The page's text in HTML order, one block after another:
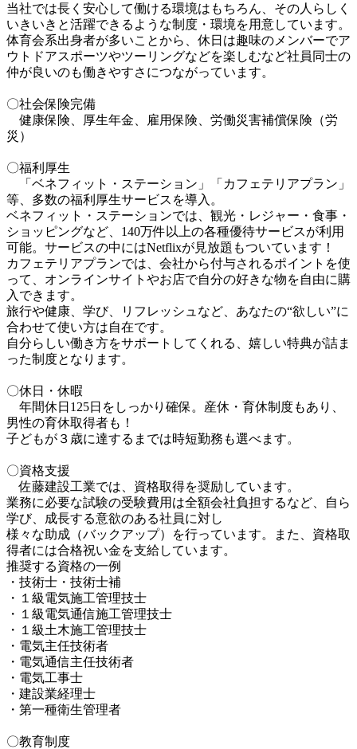
当社では長く安心して働ける環境はもちろん、その人らしく
いきいきと活躍できるような制度・環境を用意しています。
体育会系出身者が多いことから、休日は趣味のメンバーでア
ウトドアスポーツやツーリングなどを楽しむなど社員同士の
仲が良いのも働きやすさにつながっています。
〇社会保険完備
健康保険、厚生年金、雇用保険、労働災害補償保険（労
災）
〇福利厚生
「ベネフィット・ステーション」「カフェテリアプラン」
等、多数の福利厚生サービスを導入。
ベネフィット・ステーションでは、観光・レジャー・食事・
ショッピングなど、140万件以上の各種優待サービスが利用
可能。サービスの中にはNetflixが見放題もついています！
カフェテリアプランでは、会社から付与されるポイントを使
って、オンラインサイトやお店で自分の好きな物を自由に購
入できます。
旅行や健康、学び、リフレッシュなど、あなたの“欲しい”に
合わせて使い方は自在です。
自分らしい働き方をサポートしてくれる、嬉しい特典が詰ま
った制度となります。
〇休日・休暇
年間休日125日をしっかり確保。産休・育休制度もあり、
男性の育休取得者も！
子どもが３歳に達するまでは時短勤務も選べます。
〇資格支援
佐藤建設工業では、資格取得を奨励しています。
業務に必要な試験の受験費用は全額会社負担するなど、自ら
学び、成長する意欲のある社員に対し
様々な助成（バックアップ）を行っています。また、資格取
得者には合格祝い金を支給しています。
推奨する資格の一例
・技術士・技術士補
・１級電気施工管理技士
・１級電気通信施工管理技士
・１級土木施工管理技士
・電気主任技術者
・電気通信主任技術者
・電気工事士
・建設業経理士
・第一種衛生管理者
〇教育制度